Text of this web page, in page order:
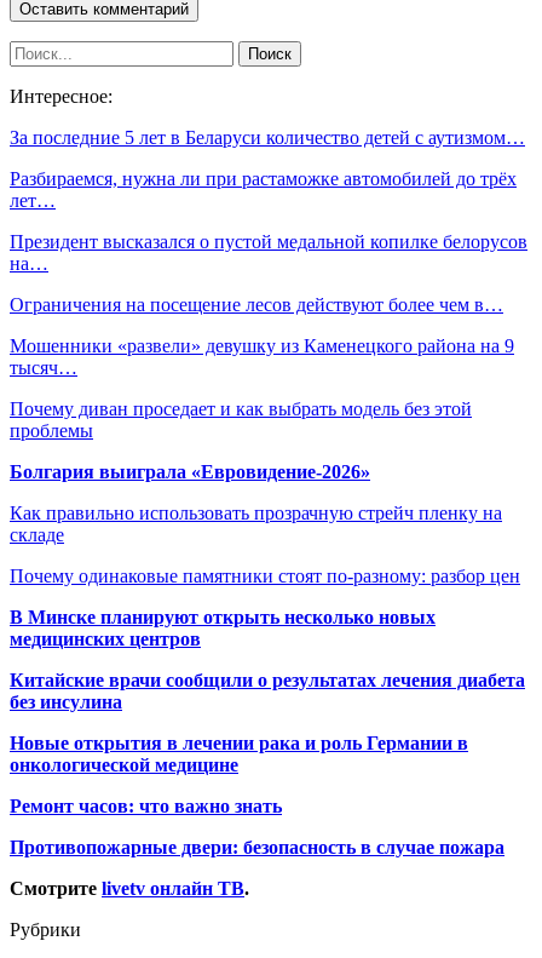
Интересное:
За последние 5 лет в Беларуси количество детей с аутизмом…
Разбираемся, нужна ли при растаможке автомобилей до трёх
лет…
Президент высказался о пустой медальной копилке белорусов
на…
Ограничения на посещение лесов действуют более чем в…
Мошенники «развели» девушку из Каменецкого района на 9
тысяч…
Почему диван проседает и как выбрать модель без этой
проблемы
Болгария выиграла «Евровидение-2026»
Как правильно использовать прозрачную стрейч пленку на
складе
Почему одинаковые памятники стоят по-разному: разбор цен
В Минске планируют открыть несколько новых
медицинских центров
Китайские врачи сообщили о результатах лечения диабета
без инсулина
Новые открытия в лечении рака и роль Германии в
онкологической медицине
Ремонт часов: что важно знать
Противопожарные двери: безопасность в случае пожара
Смотрите livetv онлайн ТВ.
Рубрики